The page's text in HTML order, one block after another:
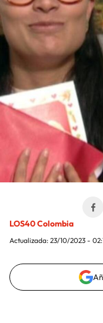
LOS40 Colombia
Actualizada: 23/10/2023 -